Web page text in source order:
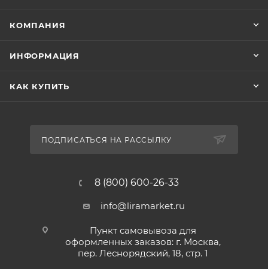
КОМПАНИЯ
ИНФОРМАЦИЯ
КАК КУПИТЬ
ПОДПИСАТЬСЯ НА РАССЫЛКУ
8 (800) 600-26-33
info@liramarket.ru
Пункт самовывоза для
оформленных заказов: г. Москва,
пер. Леснорядский, 18, стр. 1